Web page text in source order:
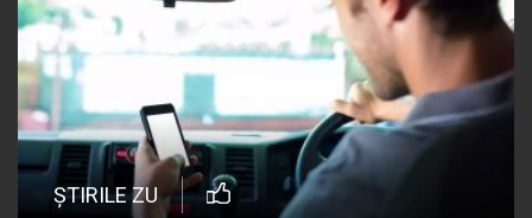
ȘTIRILE ZU